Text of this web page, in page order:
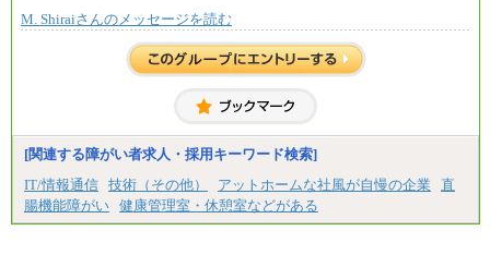
※2…大阪府、京都府、兵庫県、滋賀県
※3…愛知県、静岡県
※4…北海道、宮城県、栃木県、群馬県、長野県、新
潟県、富山県、石川県、岡山県、広島県、山口県、
香川県、福岡県
分県、長崎県、熊本県、宮崎県、鹿児島県、沖縄
◆パート・アルバイト
る。
【エアサーブ】
※上記に加え、所定労働時間外に勤務をした場
※試用期間中も給与に変更はございません。
＜募集各社・全職種共通＞
月給21万円以上～
※試用期間中の給与に変更はありません。
ます。
M. Shiraiさんのメッセージを読む
[関連する障がい者求人・採用キーワード検索]
IT/情報通信 技術（その他） アットホームな社風が自慢の企業
直
腸機能障がい 健康管理室・休憩室などがある